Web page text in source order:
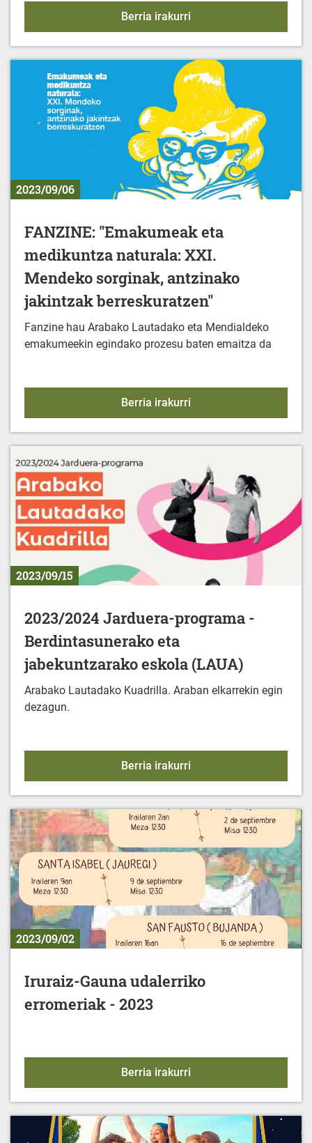
Berria irakurri
2023/09/06
FANZINE: "Emakumeak eta
medikuntza naturala: XXI.
Mendeko sorginak, antzinako
jakintzak berreskuratzen"
Fanzine hau Arabako Lautadako eta Mendialdeko
emakumeekin egindako prozesu baten emaitza da
Berria irakurri
2023/09/15
2023/2024 Jarduera-programa -
Berdintasunerako eta
jabekuntzarako eskola (LAUA)
Arabako Lautadako Kuadrilla. Araban elkarrekin egin
dezagun.
Berria irakurri
2023/09/02
Iruraiz-Gauna udalerriko
erromeriak - 2023
Berria irakurri